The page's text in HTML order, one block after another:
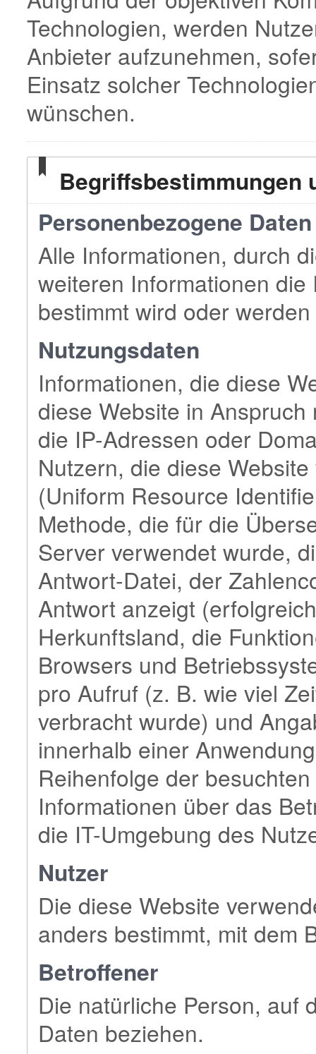
Technologien, werden
Anbieter aufzunehmen,
Einsatz solcher
wünschen.
Begriffsbestimmungen
Personenbezogene
Alle Informationen, durch
weiteren Informationen
bestimmt wird oder
Nutzungsdaten
Informationen, die diese
diese Website in
die IP-Adressen oder
Nutzern, die diese
(Uniform Resource
Methode, die für die
Server verwendet wurde,
Antwort-Datei, der
Antwort anzeigt
Herkunftsland, die
Browsers und
pro Aufruf (z. B. wie viel
verbracht wurde) und
innerhalb einer
Reihenfolge der
Informationen über das
die IT-Umgebung des
Nutzer
Die diese Website
anders bestimmt, mit dem
Betroffener
Die natürliche Person, auf
Daten beziehen.